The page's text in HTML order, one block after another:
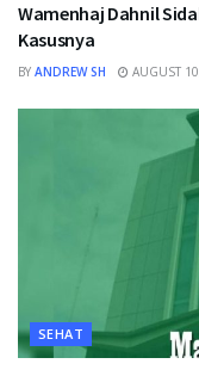
Wamenhaj Dahnil
Kasusnya
BY ANDREW SH AUGUST
SEHAT